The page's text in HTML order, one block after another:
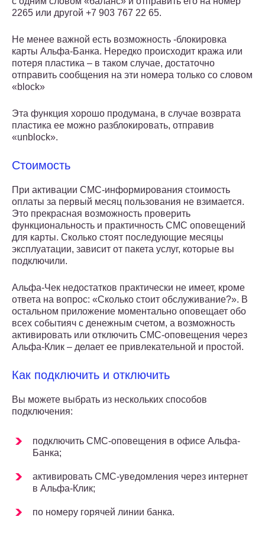
2265 или другой +7 903 767 22 65.
Не менее важной есть возможность -блокировка
карты Альфа-Банка. Нередко происходит кража или
потеря пластика – в таком случае, достаточно
отправить сообщения на эти номера только со словом
«block»
Эта функция хорошо продумана, в случае возврата
пластика ее можно разблокировать, отправив
«unblock».
Стоимость
При активации СМС-информирования стоимость
оплаты за первый месяц пользования не взимается.
Это прекрасная возможность проверить
функциональность и практичность СМС оповещений
для карты. Сколько стоят последующие месяцы
эксплуатации, зависит от пакета услуг, которые вы
подключили.
Альфа-Чек недостатков практически не имеет, кроме
ответа на вопрос: «Сколько стоит обслуживание?». В
остальном приложение моментально оповещает обо
всех событияч с денежным счетом, а возможность
активировать или отключить СМС-оповещения через
Альфа-Клик – делает ее привлекательной и простой.
Как подключить и отключить
Вы можете выбрать из нескольких способов
подключения:
подключить СМС-оповещения в офисе Альфа-
Банка;
активировать СМС-уведомления через интернет
в Альфа-Клик;
по номеру горячей линии банка.